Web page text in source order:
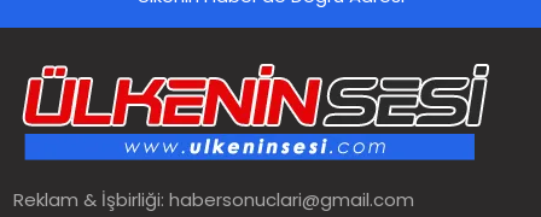
TEKNOLOJI
Reklam & İşbirliği:habersonuclari@gmail.com